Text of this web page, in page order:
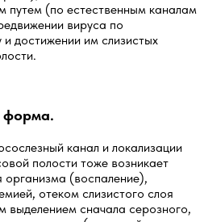
путем (по естественным каналам
вируса по
и достижении им слизистых
форма.
канал и локализации
полости тоже возникает
(воспаление),
отеком слизистого слоя
выделением сначала серозного,